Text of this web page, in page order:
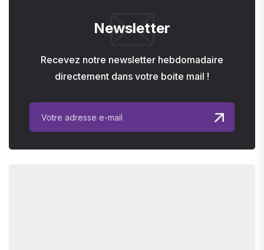
Newsletter
Recevez notre newsletter hebdomadaire
directement dans votre boite mail !